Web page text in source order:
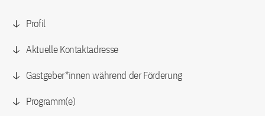
Profil
Aktuelle Kontaktadresse
Gastgeber*innen während der Förderung
Programm(e)